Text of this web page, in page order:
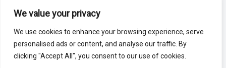
We value your privacy
We use cookies to enhance your browsing experience, serve
personalised ads or content, and analyse our traffic. By
clicking "Accept All", you consent to our use of cookies.
BE0207.366.994
Privacybeleid